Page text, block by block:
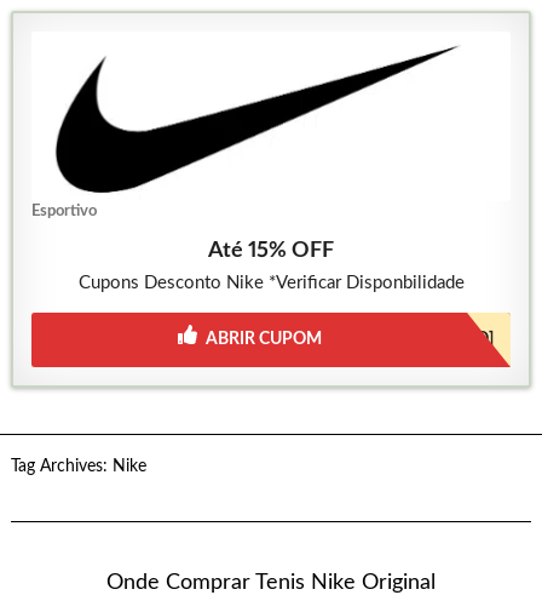
Esportivo
Até 15% OFF
Cupons Desconto Nike *Verificar Disponbilidade
[JÁ INCLUSO]
ABRIR CUPOM
Tag Archives: Nike
Onde Comprar Tenis Nike Original